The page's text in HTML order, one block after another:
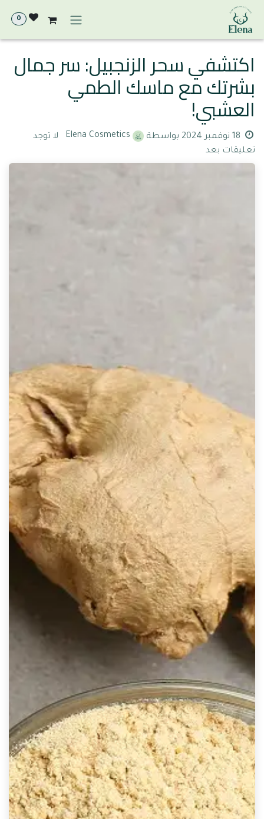
تخطي للذهاب إلى المحتوى
0
اكتشفي سحر الزنجبيل: سر جمال
بشرتك مع ماسك الطمي
العشبي!
18 نوفمبر 2024 بواسطة Elena Cosmetics
لا توجد
تعليقات بعد